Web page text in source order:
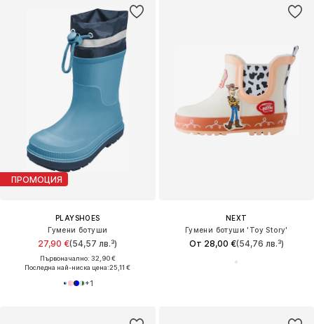
ПРОМОЦИЯ
PLAYSHOES
Гумени ботуши
27,90 €(54,57 лв.³)
Първоначално: 32,90 €
Последна най-ниска цена:25,11 €
+1
NEXT
Гумени ботуши 'Toy Story'
От 28,00 €(54,76 лв.³)